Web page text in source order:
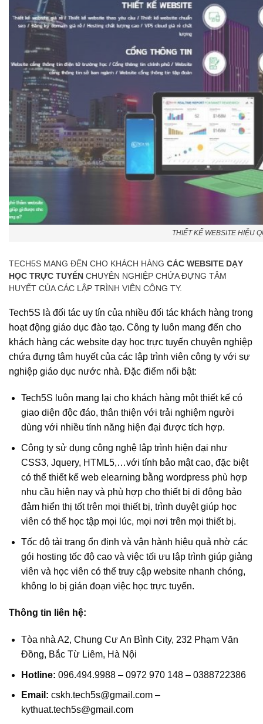
THIẾT KẾ WEBSITE HIỆU
TECH5S MANG ĐẾN CHO KHÁCH HÀNG CÁC WEBSITE DẠY
HỌC TRỰC TUYẾN CHUYÊN NGHIỆP CHỨA ĐỰNG TÂM
HUYẾT CỦA CÁC LẬP TRÌNH VIÊN CÔNG TY.
Tech5S là đối tác uy tín của nhiều đối tác khách hàng trong
hoạt động giáo dục đào tạo. Công ty luôn mang đến cho
khách hàng các website dạy học trực tuyến chuyên nghiệp
chứa đựng tâm huyết của các lập trình viên công ty với sự
nghiệp giáo dục nước nhà. Đặc điểm nổi bật:
Tech5S luôn mang lại cho khách hàng một thiết kế có
giao diện độc đáo, thân thiện với trải nghiệm người
dùng với nhiều tính năng hiện đại được tích hợp.
Công ty sử dụng công nghệ lập trình hiện đại như
CSS3, Jquery, HTML5,…với tính bảo mật cao, đặc biệt
có thể thiết kế web elearning bằng wordpress phù hợp
nhu cầu hiện nay và phù hợp cho thiết bị di động bảo
đảm hiển thị tốt trên mọi thiết bị, trình duyệt giúp học
viên có thể học tập mọi lúc, mọi nơi trên mọi thiết bị.
Tốc độ tải trang ổn định và vận hành hiệu quả nhờ các
gói hosting tốc độ cao và việc tối ưu lập trình giúp giảng
viên và học viên có thể truy cập website nhanh chóng,
không lo bị gián đoạn việc học trực tuyến.
Thông tin liên hệ:
Tòa nhà A2, Chung Cư An Bình City, 232 Phạm Văn
Đồng, Bắc Từ Liêm, Hà Nội
Hotline: 096.494.9988 – 0972 970 148 – 0388722386
Email: cskh.tech5s@gmail.com–
kythuat.tech5s@gmail.com